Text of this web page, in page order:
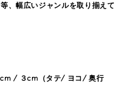
、幅広いジャンルを取り揃えて
/ ３cm（タテ/ ヨコ/ 奥行